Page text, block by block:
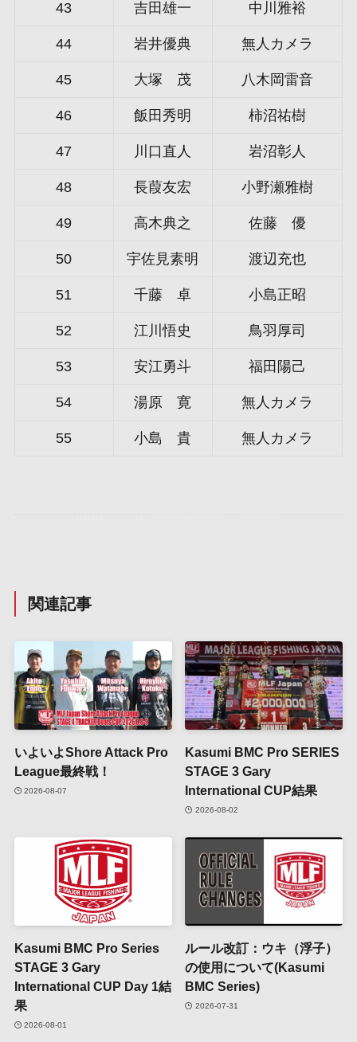
43 吉田雄一 中川雅裕
44 岩井優典 無人カメラ
45 大塚 茂 八木岡雷音
46 飯田秀明 柿沼祐樹
47 川口直人 岩沼彰人
48 長葭友宏 小野瀬雅樹
49 高木典之 佐藤 優
50 宇佐見素明 渡辺充也
51 千藤 卓 小島正昭
52 江川悟史 鳥羽厚司
53 安江勇斗 福田陽己
54 湯原 寛 無人カメラ
55 小島 貴 無人カメラ
関連記事
いよいよShore Attack Pro
League最終戦！
2026-08-07
Kasumi BMC Pro SERIES
STAGE 3 Gary
International CUP結果
2026-08-02
Kasumi BMC Pro Series
STAGE 3 Gary
International CUP Day 1結
果
2026-08-01
ルール改訂：ウキ（浮子）
の使用について(Kasumi
BMC Series)
2026-07-31